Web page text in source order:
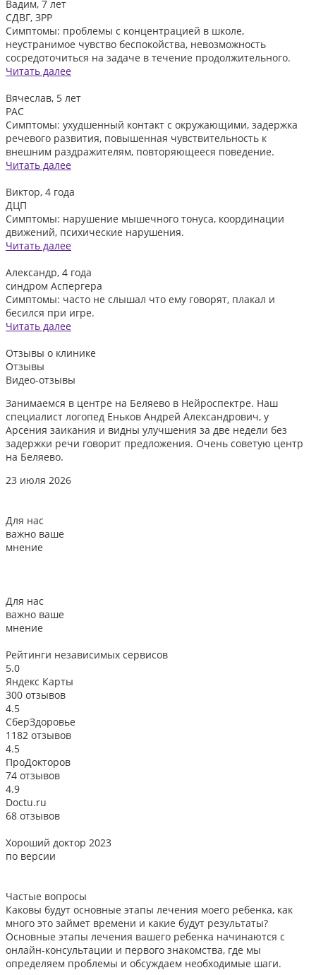
Вадим, 7 лет
СДВГ, ЗРР
Симптомы: проблемы с концентрацией в школе,
неустранимое чувство беспокойства, невозможность
сосредоточиться на задаче в течение продолжительного.
Читать далее
Вячеслав, 5 лет
РАС
Симптомы: ухудшенный контакт с окружающими, задержка
речевого развития, повышенная чувствительность к
внешним раздражителям, повторяющееся поведение.
Читать далее
Виктор, 4 года
ДЦП
Симптомы: нарушение мышечного тонуса, координации
движений, психические нарушения.
Читать далее
Александр, 4 года
синдром Аспергера
Симптомы: часто не слышал что ему говорят, плакал и
бесился при игре.
Читать далее
Отзывы о клинике
Отзывы
Видео-отзывы
Занимаемся в центре на Беляево в Нейроспектре. Наш
специалист логопед Еньков Андрей Александрович, у
Арсения заикания и видны улучшения за две недели без
задержки речи говорит предложения. Очень советую центр
на Беляево.
23 июля 2026
Для нас
важно ваше
мнение
Для нас
важно ваше
мнение
Рейтинги независимых сервисов
5.0
Яндекс Карты
300 отзывов
4.5
СберЗдоровье
1182 отзывов
4.5
ПроДокторов
74 отзывов
4.9
Doctu.ru
68 отзывов
Хороший доктор 2023
по версии
Частые вопросы
Каковы будут основные этапы лечения моего ребенка, как
много это займет времени и какие будут результаты?
Основные этапы лечения вашего ребенка начинаются с
онлайн-консультации и первого знакомства, где мы
определяем проблемы и обсуждаем необходимые шаги.